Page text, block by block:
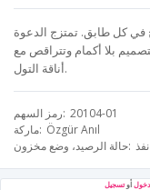
في كل طابق. تمتزج الدعوة
بلا أكمام وتتراقص مع
أناقة التول.
رمز السهم 20104-01
ماركة Özgür Anıl
حالة الرصيد، وضع مخزون
أوتسجيل